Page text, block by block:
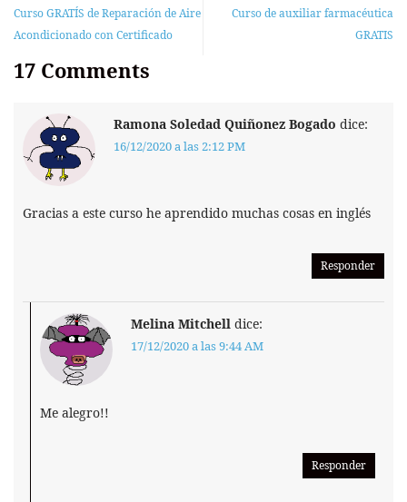
Curso GRATÍS de Reparación de Aire
Acondicionado con Certificado
Curso de auxiliar farmacéutica
GRATIS
17 Comments
Ramona Soledad Quiñonez Bogado dice:
16/12/2020 a las 2:12 PM
Gracias a este curso he aprendido muchas cosas en inglés
Responder
Melina Mitchell dice:
17/12/2020 a las 9:44 AM
Me alegro!!
Responder